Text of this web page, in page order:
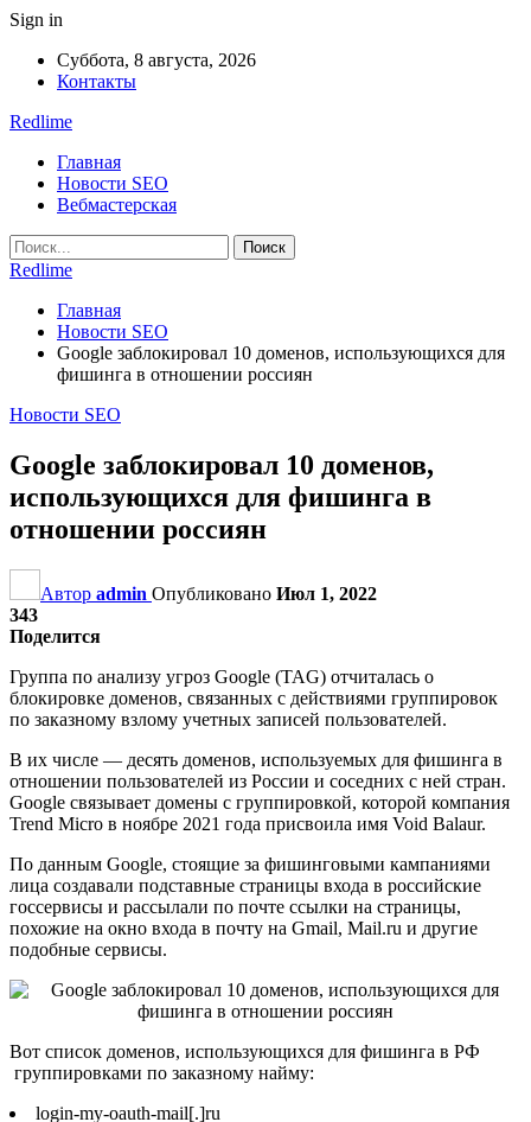
Sign in
Суббота, 8 августа, 2026
Контакты
Redlime
Главная
Новости SEO
Вебмастерская
Redlime
Главная
Новости SEO
Google заблокировал 10 доменов, использующихся для
фишинга в отношении россиян
Новости SEO
Google заблокировал 10 доменов,
использующихся для фишинга в
отношении россиян
Автор admin Опубликовано Июл 1, 2022
343
Поделится
Группа по анализу угроз Google (TAG) отчиталась о
блокировке доменов, связанных с действиями группировок
по заказному взлому учетных записей пользователей.
В их числе — десять доменов, используемых для фишинга в
отношении пользователей из России и соседних с ней стран.
Google связывает домены с группировкой, которой компания
Trend Micro в ноябре 2021 года присвоила имя Void Balaur.
По данным Google, стоящие за фишинговыми кампаниями
лица создавали подставные страницы входа в российские
госсервисы и рассылали по почте ссылки на страницы,
похожие на окно входа в почту на Gmail, Mail.ru и другие
подобные сервисы.
Вот список доменов, использующихся для фишинга в РФ
группировками по заказному найму:
login-my-oauth-mail[.]ru